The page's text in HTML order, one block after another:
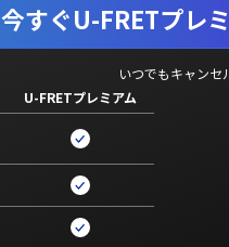
今すぐU-FRETプレ
いつでもキャンセ
U-FRETプレミアム